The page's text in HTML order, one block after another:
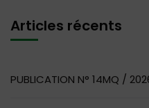
Articles récents
PUBLICATION N° 14MQ /